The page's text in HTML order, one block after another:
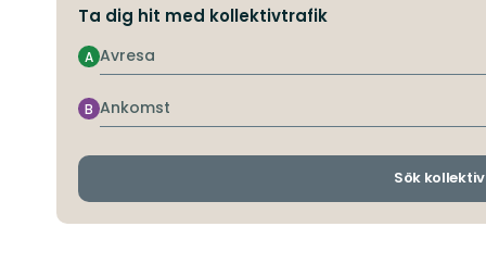
Ta dig hit med kollektivtrafik
Avresa
A
Ankomst
B
Sök